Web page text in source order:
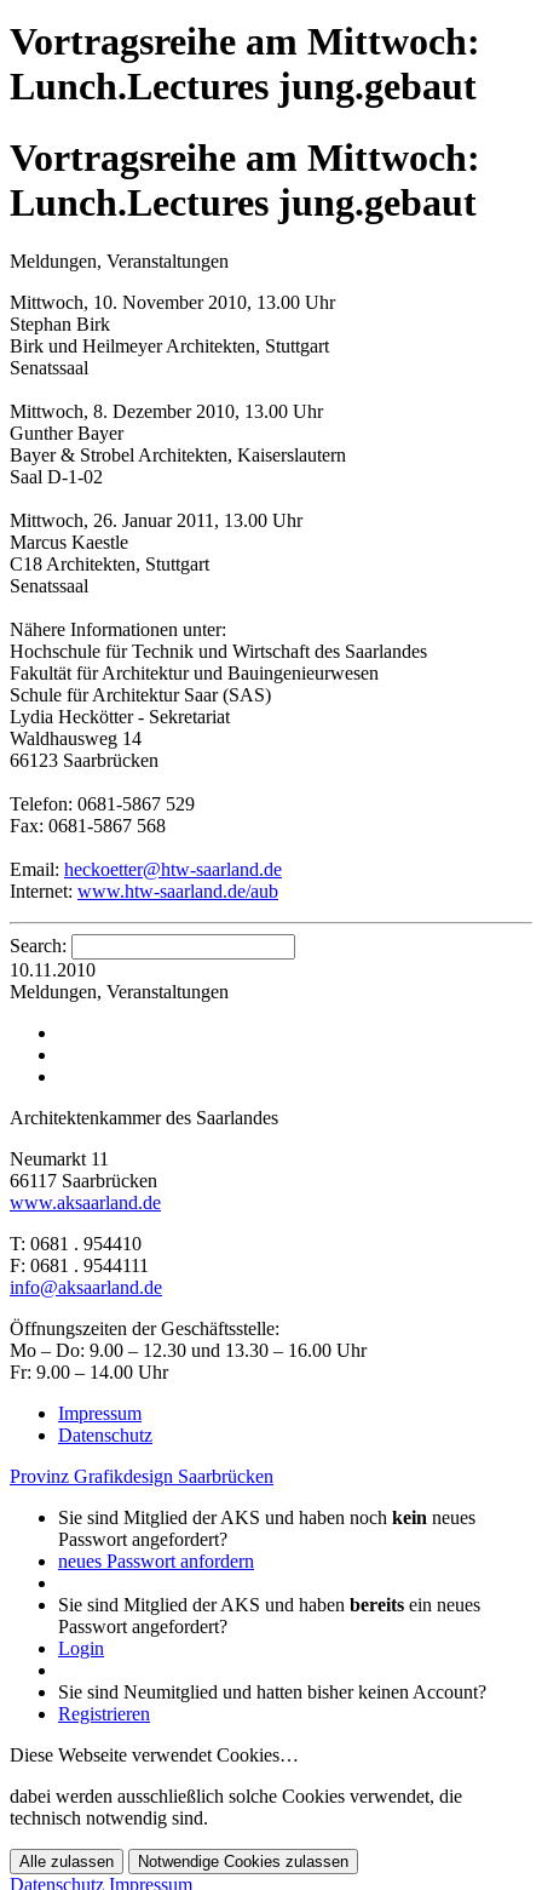
Vortragsreihe am Mittwoch:
Lunch.Lectures jung.gebaut
Vortragsreihe am Mittwoch:
Lunch.Lectures jung.gebaut
Meldungen, Veranstaltungen
Mittwoch, 10. November 2010, 13.00 Uhr
Stephan Birk
Birk und Heilmeyer Architekten, Stuttgart
Senatssaal
Mittwoch, 8. Dezember 2010, 13.00 Uhr
Gunther Bayer
Bayer & Strobel Architekten, Kaiserslautern
Saal D-1-02
Mittwoch, 26. Januar 2011, 13.00 Uhr
Marcus Kaestle
C18 Architekten, Stuttgart
Senatssaal
Nähere Informationen unter:
Hochschule für Technik und Wirtschaft des Saarlandes
Fakultät für Architektur und Bauingenieurwesen
Schule für Architektur Saar (SAS)
Lydia Heckötter - Sekretariat
Waldhausweg 14
66123 Saarbrücken
Telefon: 0681-5867 529
Fax: 0681-5867 568
Email: heckoetter@htw-saarland.de
Internet: www.htw-saarland.de/aub
Search:
10.11.2010
Meldungen, Veranstaltungen
Architektenkammer des Saarlandes
Neumarkt 11
66117 Saarbrücken
www.aksaarland.de
T: 0681 . 954410
F: 0681 . 9544111
info@aksaarland.de
Öffnungszeiten der Geschäftsstelle:
Mo – Do: 9.00 – 12.30 und 13.30 – 16.00 Uhr
Fr: 9.00 – 14.00 Uhr
Impressum
Datenschutz
Provinz Grafikdesign Saarbrücken
Sie sind Mitglied der AKS und haben noch kein neues
Passwort angefordert?
neues Passwort anfordern
Sie sind Mitglied der AKS und haben bereits ein neues
Passwort angefordert?
Login
Sie sind Neumitglied und hatten bisher keinen Account?
Registrieren
Diese Webseite verwendet Cookies…
dabei werden ausschließlich solche Cookies verwendet, die
technisch notwendig sind.
Alle zulassen Notwendige Cookies zulassen
Datenschutz Impressum